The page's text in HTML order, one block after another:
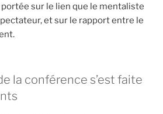
portée sur le lien que le mentaliste
et sur le rapport entre le
la conférence s’est faite